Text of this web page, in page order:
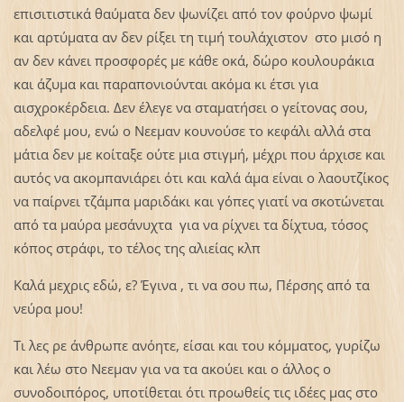
επισιτιστικά θαύματα δεν ψωνίζει από τον φούρνο ψωμί
και αρτύματα αν δεν ρίξει τη τιμή τουλάχιστον στο μισό η
αν δεν κάνει προσφορές με κάθε οκά, δώρο κουλουράκια
και άζυμα και παραπονιούνται ακόμα κι έτσι για
αισχροκέρδεια. Δεν έλεγε να σταματήσει ο γείτονας σου,
αδελφέ μου, ενώ ο Νεεμαν κουνούσε το κεφάλι αλλά στα
μάτια δεν με κοίταξε ούτε μια στιγμή, μέχρι που άρχισε και
αυτός να ακομπανιάρει ότι και καλά άμα είναι ο λαουτζίκος
να παίρνει τζάμπα μαριδάκι και γόπες γιατί να σκοτώνεται
από τα μαύρα μεσάνυχτα για να ρίχνει τα δίχτυα, τόσος
κόπος στράφι, το τέλος της αλιείας κλπ
Καλά μεχρις εδώ, ε? Έγινα , τι να σου πω, Πέρσης από τα
νεύρα μου!
Τι λες ρε άνθρωπε ανόητε, είσαι και του κόμματος, γυρίζω
και λέω στο Νεεμαν για να τα ακούει και ο άλλος ο
συνοδοιπόρος, υποτίθεται ότι προωθείς τις ιδέες μας στο